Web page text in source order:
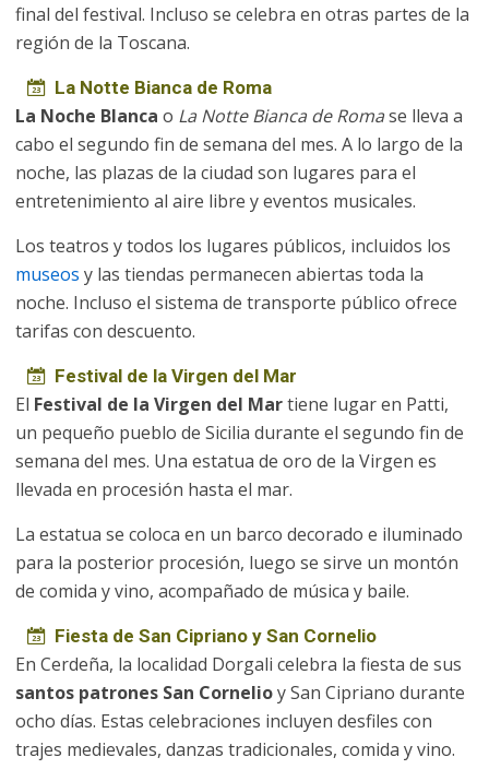
final del festival. Incluso se celebra en otras partes de la
región de la Toscana.
La Notte Bianca de Roma
La Noche Blanca o La Notte Bianca de Romase lleva a
cabo el segundo fin de semana del mes. A lo largo de la
noche, las plazas de la ciudad son lugares para el
entretenimiento al aire libre y eventos musicales.
Los teatros y todos los lugares públicos, incluidos los
museos y las tiendas permanecen abiertas toda la
noche. Incluso el sistema de transporte público ofrece
tarifas con descuento.
Festival de la Virgen del Mar
El Festival de la Virgen del Martiene lugar en Patti,
un pequeño pueblo de Sicilia durante el segundo fin de
semana del mes. Una estatua de oro de la Virgen es
llevada en procesión hasta el mar.
La estatua se coloca en un barco decorado e iluminado
para la posterior procesión, luego se sirve un montón
de comida y vino, acompañado de música y baile.
Fiesta de San Cipriano y San Cornelio
En Cerdeña, la localidad Dorgali celebra la fiesta de sus
santos patrones San Cornelioy San Cipriano durante
ocho días. Estas celebraciones incluyen desfiles con
trajes medievales, danzas tradicionales, comida y vino.